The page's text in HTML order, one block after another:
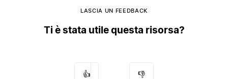
LASCIA UN FEEDBACK
Ti è stata utile questa risorsa?
👍 👎